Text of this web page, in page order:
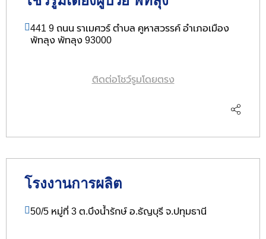
441 9 ถนน ราเมศวร์ ตำบล คูหาสวรรค์ อำเภอเมือง
พัทลุง พัทลุง 93000
ติดต่อโชว์รูมโดยตรง
โรงงานการผลิต
50/5 หมู่ที่ 3 ต.บึงน้ำรักษ์ อ.ธัญบุรี จ.ปทุมธานี